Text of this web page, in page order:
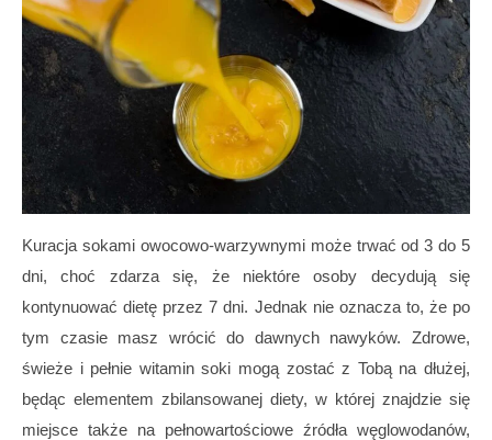
Kuracja sokami owocowo-warzywnymi może trwać od 3 do 5
dni, choć zdarza się, że niektóre osoby decydują się
kontynuować dietę przez 7 dni. Jednak nie oznacza to, że po
tym czasie masz wrócić do dawnych nawyków. Zdrowe,
świeże i pełnie witamin soki mogą zostać z Tobą na dłużej,
będąc elementem zbilansowanej diety, w której znajdzie się
miejsce także na pełnowartościowe źródła węglowodanów,